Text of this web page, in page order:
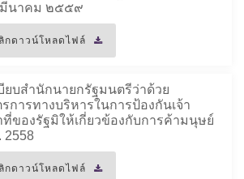
นาคม ๒๕๕๙
กดาวน์โหลดไฟล์
ยบสำนักนายกรัฐมนตรีว่าด้วย
การทางบริหารในการป้องกันเจ้า
ของรัฐมิให้เกี่ยวข้องกับการค้ามนุษย์
2558
กดาวน์โหลดไฟล์